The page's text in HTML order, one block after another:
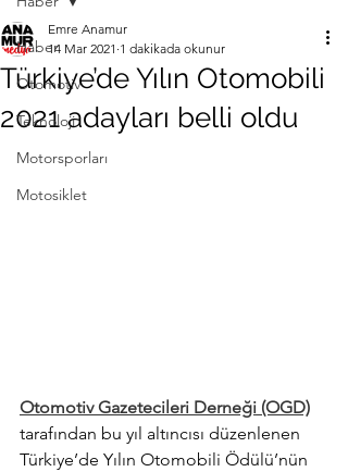
Haber
Otomotiv
Teknoloji
Motorsporları
Motosiklet
Türkiye’de Yılın Otomobili
2021 adayları belli oldu
Emre Anamur
14 Mar 2021 1 dakikada okunur
Otomotiv Gazetecileri Derneği (OGD)
tarafından bu yıl altıncısı düzenlenen
Türkiye’de Yılın Otomobili Ödülü’nün